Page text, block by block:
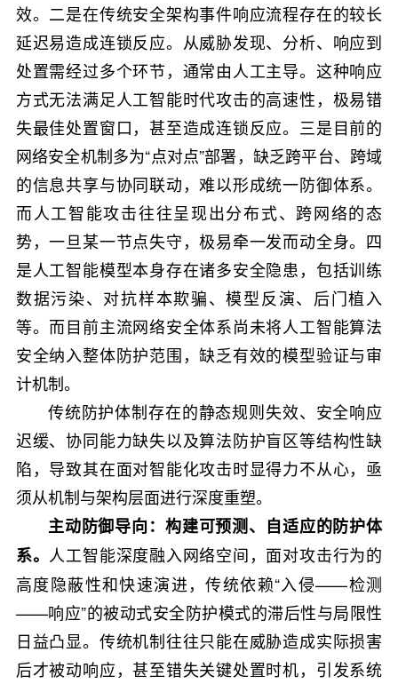
效。二是在传统安全架构事件响应流程存在的较长
延迟易造成连锁反应。从威胁发现、分析、响应到
处置需经过多个环节，通常由人工主导。这种响应
方式无法满足人工智能时代攻击的高速性，极易错
失最佳处置窗口，甚至造成连锁反应。三是目前的
网络安全机制多为“点对点”部署，缺乏跨平台、跨域
的信息共享与协同联动，难以形成统一防御体系。
而人工智能攻击往往呈现出分布式、跨网络的态
势，一旦某一节点失守，极易牵一发而动全身。四
是人工智能模型本身存在诸多安全隐患，包括训练
数据污染、对抗样本欺骗、模型反演、后门植入
等。而目前主流网络安全体系尚未将人工智能算法
安全纳入整体防护范围，缺乏有效的模型验证与审
计机制。
传统防护体制存在的静态规则失效、安全响应
迟缓、协同能力缺失以及算法防护盲区等结构性缺
陷，导致其在面对智能化攻击时显得力不从心，亟
须从机制与架构层面进行深度重塑。
主动防御导向：构建可预测、自适应的防护体
系。 人工智能深度融入网络空间，面对攻击行为的
高度隐蔽性和快速演进，传统依赖“入侵——检测
——响应”的被动式安全防护模式的滞后性与局限性
日益凸显。传统机制往往只能在威胁造成实际损害
后才被动响应，甚至错失关键处置时机，引发系统